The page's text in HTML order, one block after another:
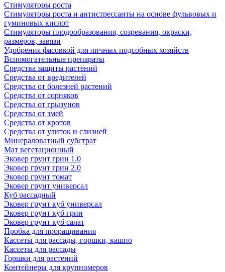
Стимуляторы роста
Стимуляторы роста и антистрессанты на основе фульвовых и
гуминовых кислот
Стимуляторы плодообразования, созревания, окраски,
размеров, завязи
Удобрения фасовкой для личных подсобных хозяйств
Вспомогательные препараты
Средства защиты растений
Средства от вредителей
Средства от болезней растений
Средства от сорняков
Средства от грызунов
Средства от змей
Средства от кротов
Средства от улиток и слизней
Минераловатный субстрат
Мат вегетационный
Эковер грунт грин 1.0
Эковер грунт грин 2.0
Эковер грунт томат
Эковер грунт универсал
Куб рассадный
Эковер грунт куб универсал
Эковер грунт куб грин
Эковер грунт куб салат
Пробка для проращивания
Кассеты для рассады, горшки, кашпо
Кассеты для рассады
Горшки для растений
Контейнеры для крупномеров